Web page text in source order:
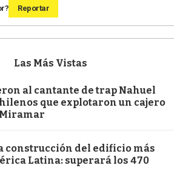
Reportar
Las Más Vistas
al cantante de trap Nahuel
que explotaron un cajero
construcción del edificio más
Latina: superará los 470